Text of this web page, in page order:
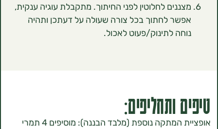
לחלוטין לפני החיתוך. מתקבלת עוגיה ענקית,
לחתוך בכל צורה שעולה על דעתכן ותהיה
לתינוק/פעוט לאכול.
ותחליפים:
אופציית המתקה נוספת (מלבד הבננה): מוסיפים 4 תמרי